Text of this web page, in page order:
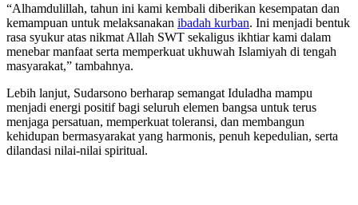
“Alhamdulillah, tahun ini kami kembali diberikan kesempatan dan
kemampuan untuk melaksanakan ibadah kurban. Ini menjadi bentuk
rasa syukur atas nikmat Allah SWT sekaligus ikhtiar kami dalam
menebar manfaat serta memperkuat ukhuwah Islamiyah di tengah
masyarakat,” tambahnya.
Lebih lanjut, Sudarsono berharap semangat Iduladha mampu
menjadi energi positif bagi seluruh elemen bangsa untuk terus
menjaga persatuan, memperkuat toleransi, dan membangun
kehidupan bermasyarakat yang harmonis, penuh kepedulian, serta
dilandasi nilai-nilai spiritual.